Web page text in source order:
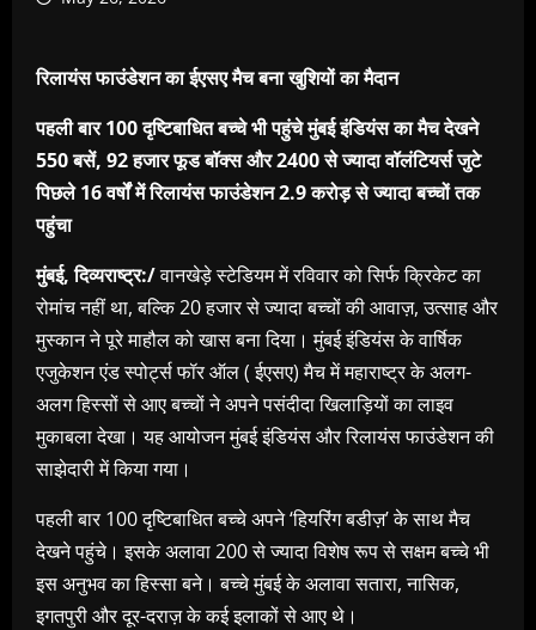
रिलायंस फाउंडेशन का ईएसए मैच बना खुशियों का मैदान
पहली बार 100 दृष्टिबाधित बच्चे भी पहुंचे मुंबई इंडियंस का मैच देखने
550 बसें, 92 हजार फूड बॉक्स और 2400 से ज्यादा वॉलंटियर्स जुटे
पिछले 16 वर्षों में रिलायंस फाउंडेशन 2.9 करोड़ से ज्यादा बच्चों तक
पहुंचा
मुंबई, दिव्यराष्ट्र:/वानखेड़े स्टेडियम में रविवार को सिर्फ क्रिकेट का
रोमांच नहीं था, बल्कि 20 हजार से ज्यादा बच्चों की आवाज़, उत्साह और
मुस्कान ने पूरे माहौल को खास बना दिया। मुंबई इंडियंस के वार्षिक
एजुकेशन एंड स्पोर्ट्स फॉर ऑल ( ईएसए) मैच में महाराष्ट्र के अलग-
अलग हिस्सों से आए बच्चों ने अपने पसंदीदा खिलाड़ियों का लाइव
मुकाबला देखा। यह आयोजन मुंबई इंडियंस और रिलायंस फाउंडेशन की
साझेदारी में किया गया।
पहली बार 100 दृष्टिबाधित बच्चे अपने ‘हियरिंग बडीज़’ के साथ मैच
देखने पहुंचे। इसके अलावा 200 से ज्यादा विशेष रूप से सक्षम बच्चे भी
इस अनुभव का हिस्सा बने। बच्चे मुंबई के अलावा सतारा, नासिक,
इगतपुरी और दूर-दराज़ के कई इलाकों से आए थे।